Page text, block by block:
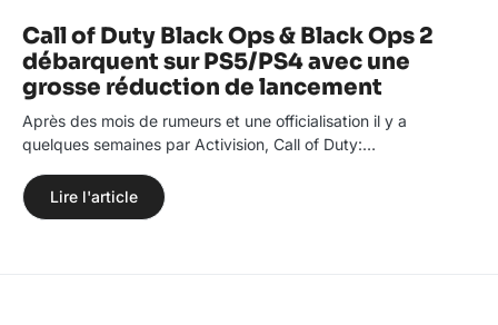
Call of Duty Black Ops & Black Ops 2
débarquent sur PS5/PS4 avec une
grosse réduction de lancement
Après des mois de rumeurs et une officialisation il y a
quelques semaines par Activision, Call of Duty:…
Lire l'article